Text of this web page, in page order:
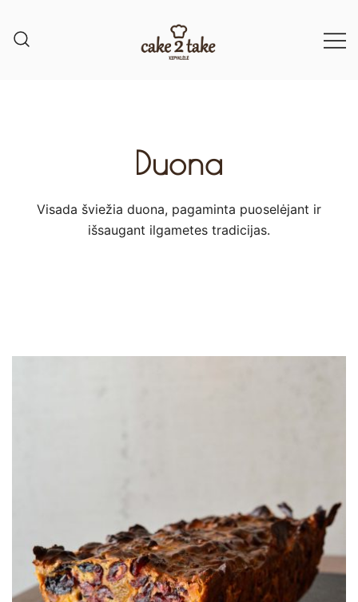
Duona
Visada šviežia duona, pagaminta puoselėjant ir
išsaugant ilgametes tradicijas.